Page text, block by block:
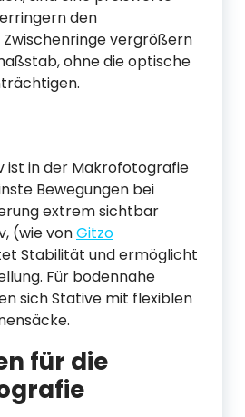
den
vergrößern
ohne die optische
ist in der Makrofotografie
Bewegungen bei
extrem sichtbar
(wie vonGitzo
Stabilität und ermöglicht
Für bodennahe
sich Stative mit flexiblen
für die